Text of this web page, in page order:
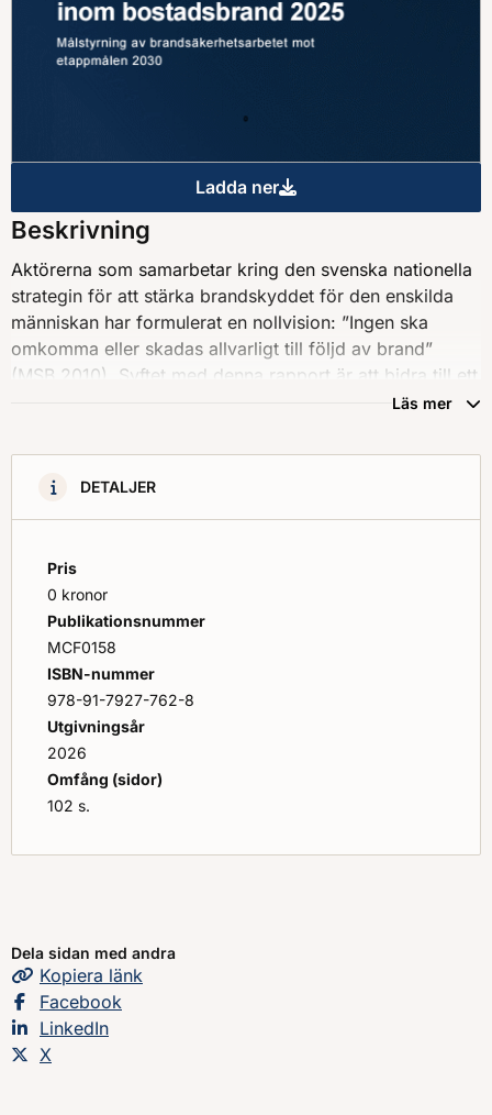
Ladda ner
Analys av utvecklingen
Beskrivning
Aktörerna som samarbetar kring den svenska nationella
strategin för att stärka brandskyddet för den enskilda
människan har formulerat en nollvision: ”Ingen ska
omkomma eller skadas allvarligt till följd av brand”
(MSB 2010). Syftet med denna rapport är att bidra till ett
systematiskt och målstyrt säkerhetsarbete med fokus på
dessa. Målet är att redovisa och analysera nuläget i
förhållande till de uppsatta målen till år 2030 för
Läs mer
DETALJER
Pris
0 kronor
Publikationsnummer
MCF0158
ISBN-nummer
978-91-7927-762-8
Utgivningsår
2026
Omfång (sidor)
102 s.
Dela sidan med andra
Kopiera sidans
länk
Dela sidan på
Facebook
Dela sidan på
LinkedIn
Dela sidan på
X